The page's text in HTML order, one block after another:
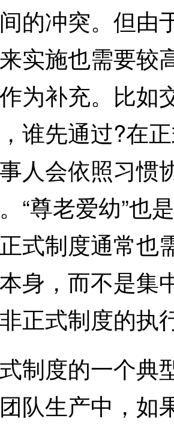
的冲突。但由
实施也需要较
为补充。比如
谁先通过?在
人会依照习惯
“尊老爱幼”也
式制度通常也
身，而不是集
正式制度的执
度的一个典
队生产中，如